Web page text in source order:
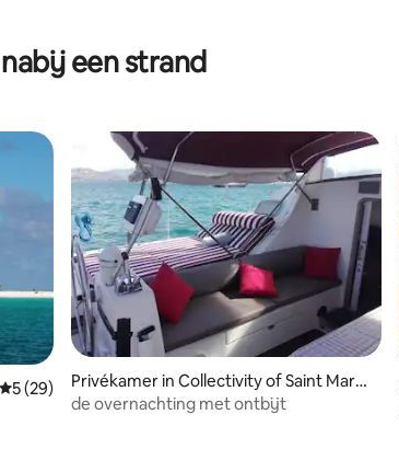
een strand
Gemiddelde beoordeling van 5 op 5, 29 recensies
5 (29)
Privékamer in Collectivity of Saint Marti
n
de overnachting met ontbijt